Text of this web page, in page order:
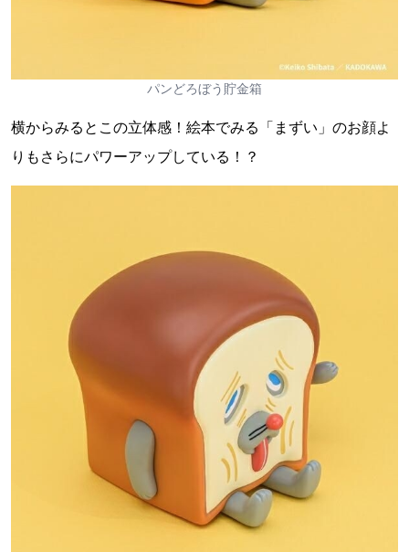
パンどろぼう貯金箱
横からみるとこの立体感！絵本でみる「まずい」のお顔よ
りもさらにパワーアップしている！？